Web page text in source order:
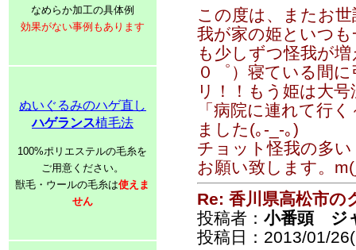
なめらか加工の具体例
効果がない事例もあります
ぬいぐるみのハゲ直し
ハゲランス植毛法
100%ポリエステルの毛糸を
ご用意ください。
獣毛・ウールの毛糸は使えま
せん
この度は、またお
我が家の姫といつ
も少しずつ怪我が
０゜）寝ている間
リ！！もう姫は大号
「病院に連れて行
ました(｡-_-｡)
チョット怪我の多
お願い致します。
Re: 香川県高松市の
投稿者： 小番頭 ジ
投稿日：2013/01/